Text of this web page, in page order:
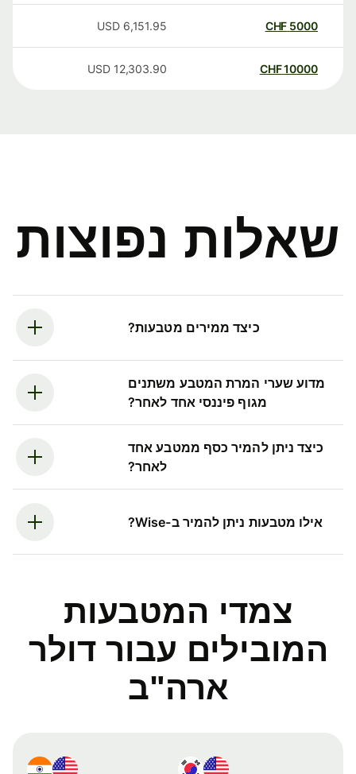
5000
CHF
6,151.95
USD
10000
CHF
12,303.90
USD
שאלות נפוצות
כיצד ממירים מטבעות?
מדוע שערי המרת המטבע משתנים
מגוף פיננסי אחד לאחר?
כיצד ניתן להמיר כסף ממטבע אחד
לאחר?
אילו מטבעות ניתן להמיר ב-Wise?
צמדי המטבעות
המובילים עבור דולר
ארה"ב